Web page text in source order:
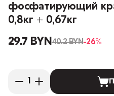
фосфатирующий
0,8кг + 0,67кг
29.7 BYN40.2 BYN-26%